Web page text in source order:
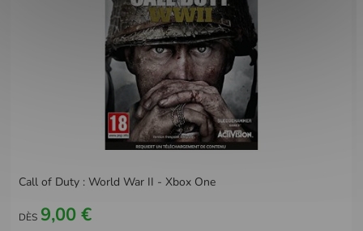
Call of Duty : World War II - Xbox One
DÈS 9,00 €